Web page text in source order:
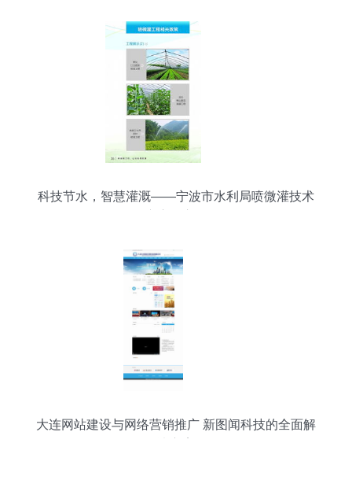
科技节水，智慧灌溉——宁波市水利局喷微灌技术
大连网站建设与网络营销推广 新图闻科技的全面解